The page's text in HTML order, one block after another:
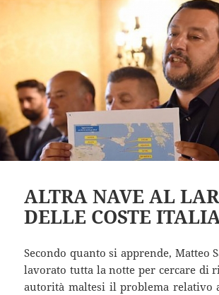
ALTRA NAVE AL
DELLE COSTE
Secondo quanto si apprende, Matteo
lavorato tutta la notte per cercare di
autorità maltesi il problema relativo